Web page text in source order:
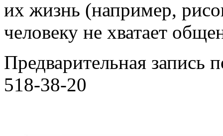
их жизнь (например,
человеку не хватает
Предварительная запись
518-38-20